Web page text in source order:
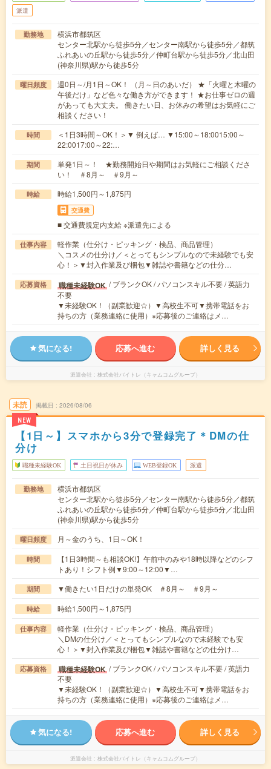
派遣
勤務地
横浜市都筑区
センター北駅から徒歩5分／センター南駅から徒歩5分／都筑
ふれあいの丘駅から徒歩5分／仲町台駅から徒歩5分／北山田
(神奈川県)駅から徒歩5分
曜日頻度
週0日～/月1日～OK！ （月～日のあいだ） ★「火曜と木曜の
午後だけ」など色々な働き方ができます！ ★お仕事ゼロの週
があっても大丈夫。 働きたい日、お休みの希望はお気軽にご
相談ください！
時間
＜1日3時間～OK！＞▼ 例えば… ▼15:00～18:0015:00～
22:0017:00～22:…
期間
単発1日～！ ★勤務開始日や期間はお気軽にご相談くださ
い！ ＃8月～ ＃9月～
時給 時給1,500円～1,875円
交通費
■ 交通費規定内支給 ※派遣先による
仕事内容
軽作業（仕分け・ピッキング・検品、商品管理）
＼コスメの仕分け／＜とってもシンプルなので未経験でも安
心！＞▼封入作業及び梱包▼雑誌や書籍などの仕分…
応募資格 職種未経験OK / ブランクOK / パソコンスキル不要 / 英語力
不要
▼未経験OK！（副業歓迎☆）▼高校生不可▼携帯電話をお
持ちの方（業務連絡に使用）※応募後のご連絡はメ…
気になる! 応募へ進む 詳しく見る
派遣会社 株式会社バイトレ（キャムコムグループ）
未読
NEW
掲載日 2026/08/06
【1日～】スマホから3分で登録完了＊DMの仕
分け
職種未経験OK 土日祝日が休み WEB登録OK 派遣
勤務地
横浜市都筑区
センター北駅から徒歩5分／センター南駅から徒歩5分／都筑
ふれあいの丘駅から徒歩5分／仲町台駅から徒歩5分／北山田
(神奈川県)駅から徒歩5分
曜日頻度 月～金のうち、1日～OK！
時間
【1日3時間～も相談OK!】午前中のみや18時以降などのシフ
トあり！シフト例▼9:00～12:00▼…
期間 ▼働きたい1日だけの単発OK ＃8月～ ＃9月～
時給 時給1,500円～1,875円
仕事内容
軽作業（仕分け・ピッキング・検品、商品管理）
＼DMの仕分け／＜とってもシンプルなので未経験でも安
心！＞▼封入作業及び梱包▼雑誌や書籍などの仕分け…
応募資格 職種未経験OK / ブランクOK / パソコンスキル不要 / 英語力
不要
▼未経験OK！（副業歓迎☆）▼高校生不可▼携帯電話をお
持ちの方（業務連絡に使用）※応募後のご連絡はメ…
気になる! 応募へ進む 詳しく見る
派遣会社 株式会社バイトレ（キャムコムグループ）